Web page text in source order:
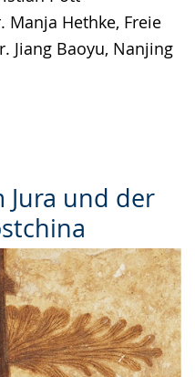
Manja Hethke, Freie
Jiang Baoyu, Nanjing
Jura und der